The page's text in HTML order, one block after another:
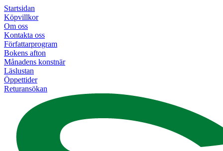
Startsidan
Köpvillkor
Om oss
Kontakta oss
Författarprogram
Bokens afton
Månadens konstnär
Läslustan
Öppettider
Returansökan